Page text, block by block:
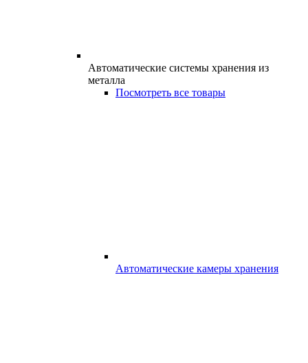
Автоматические системы хранения из
металла
Посмотреть все товары
Автоматические камеры хранения